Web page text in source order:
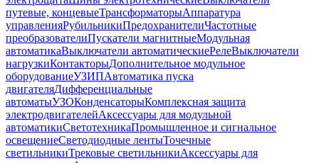
путевые, концевыеТрансформаторыАппаратура
управленияРубильникиПредохранителиЧастотные
преобразователиПускатели магнитныеМодульная
автоматикаВыключатели автоматическиеРелеВыключатели
нагрузкиКонтакторыДополнительное модульное
оборудованиеУЗИПАвтоматика пуска
двигателяДифференциальные
автоматыУЗОКонденсаторыКомплексная защита
электродвигателейАксессуары для модульной
автоматикиСветотехникаПромышленное и сигнальное
освещениеСветодиодные лентыТочечные
светильникиТрековые светильникиАксессуары для